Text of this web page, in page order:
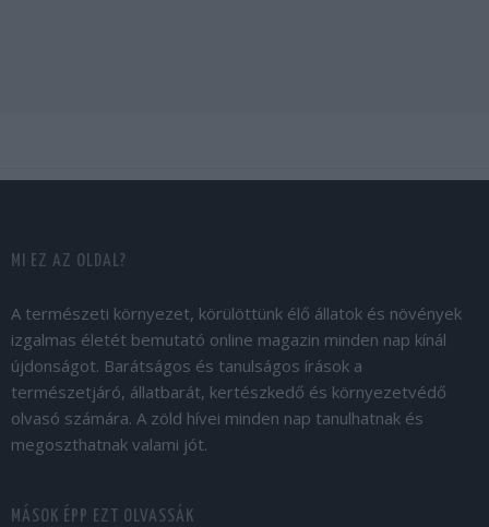
MI EZ AZ OLDAL?
A természeti környezet, körülöttünk élő állatok és növények
izgalmas életét bemutató online magazin minden nap kínál
újdonságot. Barátságos és tanulságos írások a
természetjáró, állatbarát, kertészkedő és környezetvédő
olvasó számára. A zöld hívei minden nap tanulhatnak és
megoszthatnak valami jót.
MÁSOK ÉPP EZT OLVASSÁK